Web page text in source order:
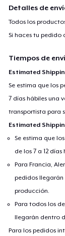
Detalles de
Todos los
Si haces tu pedido
Tiempos de
Estimated
Se estima que los
7 días hábiles una
transportista para
Estimated
Se estima que
de los 7 a 12
Para Francia,
pedidos llegarán
producción.
Para todos los
llegarán dentro
Para los pedidos